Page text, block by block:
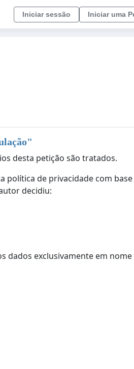
Iniciar sessão Iniciar uma
"
desta petição são tratados.
de privacidade com
decidiu:
dados exclusivamente em nome